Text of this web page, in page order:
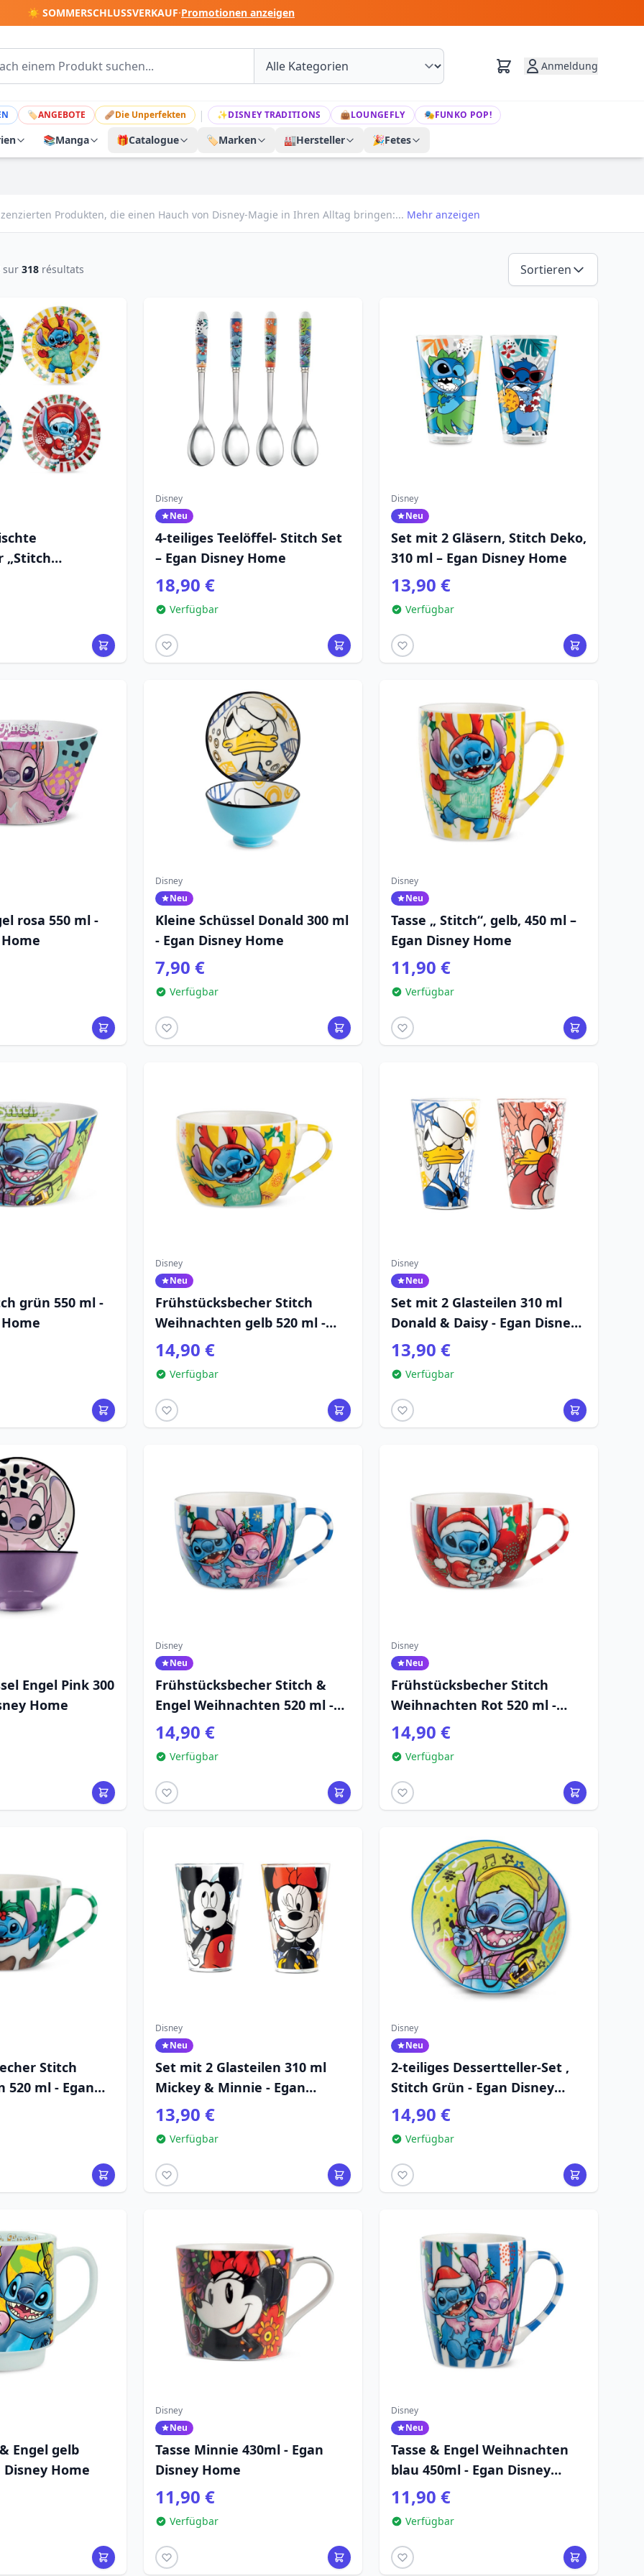
☀️ SOMMERSCHLUSSVERKAUF·Promotionen anzeigen
Anmeldung
🏷ANGEBOTE 🩹Die Unperfekten | ✨DISNEY TRADITIONS 👜LOUNGEFLY 🎭FUNKO POP!
📚Manga 🎁Catalogue 🏷️Marken 🏭Hersteller 🎉Fetes
Produkten, die einen Hauch von Disney-Magie in Ihren Alltag bringen:... Mehr anzeigen
sur 318 résultats Sortieren
„Stitch
– Egan Disney
Disney
Neu
4-teiliges Teelöffel- Stitch Set
– Egan Disney Home
18,90 €
Verfügbar
Disney
Neu
Set mit 2 Gläsern, Stitch Deko,
310 ml – Egan Disney Home
13,90 €
Verfügbar
rosa 550 ml -
Disney
Neu
Kleine Schüssel Donald 300 ml
- Egan Disney Home
7,90 €
Verfügbar
Disney
Neu
Tasse „ Stitch“, gelb, 450 ml –
Egan Disney Home
11,90 €
Verfügbar
grün 550 ml -
Disney
Neu
Frühstücksbecher Stitch
Weihnachten gelb 520 ml -
Egan Disney Home
14,90 €
Verfügbar
Disney
Neu
Set mit 2 Glasteilen 310 ml
Donald & Daisy - Egan Disney
Home
13,90 €
Verfügbar
Engel Pink 300
Home
Disney
Neu
Frühstücksbecher Stitch &
Engel Weihnachten 520 ml -
Egan Disney Home
14,90 €
Verfügbar
Disney
Neu
Frühstücksbecher Stitch
Weihnachten Rot 520 ml -
Egan Disney Home
14,90 €
Verfügbar
Stitch
520 ml - Egan
Disney
Neu
Set mit 2 Glasteilen 310 ml
Mickey & Minnie - Egan
Disney Home
13,90 €
Verfügbar
Disney
Neu
2-teiliges Dessertteller-Set ,
Stitch Grün - Egan Disney
Home
14,90 €
Verfügbar
Engel gelb
Disney Home
Disney
Neu
Tasse Minnie 430ml - Egan
Disney Home
11,90 €
Verfügbar
Disney
Neu
Tasse & Engel Weihnachten
blau 450ml - Egan Disney
Home
11,90 €
Verfügbar